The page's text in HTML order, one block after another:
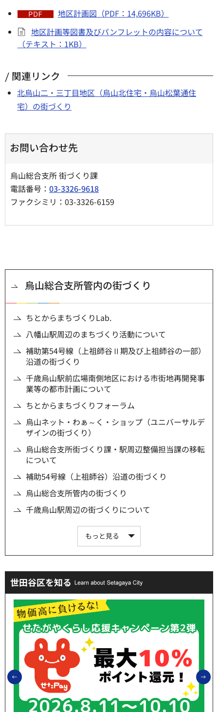
地区計画図（PDF：14,696KB）
地区計画等図書及びパンフレットの内容について
（テキスト：1KB）
関連リンク
北烏山二・三丁目地区（烏山北住宅・烏山松葉通住
宅）の街づくり
お問い合わせ先
烏山総合支所 街づくり課
電話番号： 03-3326-9618
ファクシミリ：03-3326-6159
烏山総合支所管内の街づくり
ちとからまちづくりLab.
八幡山駅周辺のまちづくり活動について
補助第54号線（上祖師谷Ⅱ期及び上祖師谷の一部）
沿道の街づくり
千歳烏山駅前広場南側地区における市街地再開発事
業等の都市計画について
ちとからまちづくりフォーラム
烏山ネット・わぁ～く・ショップ（ユニバーサルデ
ザインの街づくり）
烏山総合支所街づくり課・駅周辺整備担当課の移転
について
補助54号線（上祖師谷）沿道の街づくり
烏山総合支所管内の街づくり
千歳烏山駅周辺の街づくりについて
もっと見る
世田谷区を知る
前のスライドを表示